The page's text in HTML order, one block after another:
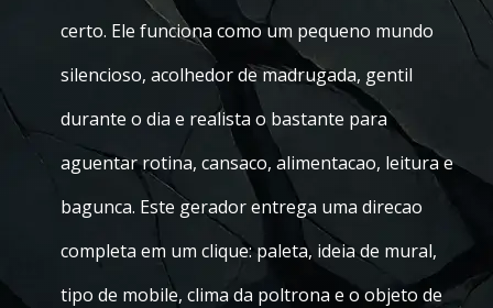
certo. Ele funciona como um pequeno mundo
silencioso, acolhedor de madrugada, gentil
durante o dia e realista o bastante para
aguentar rotina, cansaco, alimentacao, leitura e
bagunca. Este gerador entrega uma direcao
completa em um clique: paleta, ideia de mural,
tipo de mobile, clima da poltrona e o objeto de